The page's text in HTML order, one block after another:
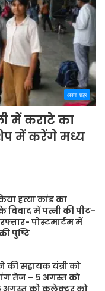
अपना शहर
में कराटे का
में करेंगे मध्य
हत्या कांड का
में पत्नी की पीट-
पोस्टमार्टम में
पुष्टि
सहायक यंत्री को
तेज – 5 अगस्त को
को कलेक्टर को